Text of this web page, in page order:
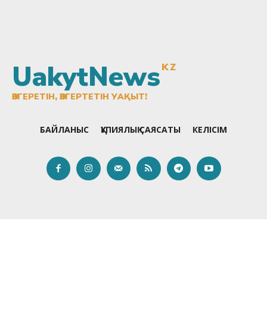
UakytNewsKZ
ӨЗГЕРЕТІН, ӨЗГЕРТЕТІН УАҚЫТ!
БАЙЛАНЫС ҚҰПИЯЛЫҚ САЯСАТЫ КЕЛІСІМ